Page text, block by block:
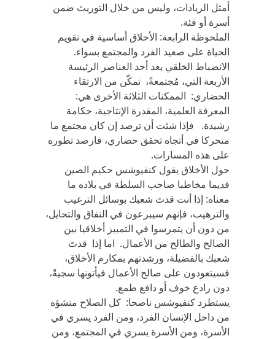
أمثل الريادات، وليس من خلال التوريث ضمن
أسرة أو فئة.
الملحوظة الرابعة: الأخلاق أساسية في تقويم
الحياة على صعيد الفرد والمجتمع بسواء.
الانضباط الخلقي يعد أحد العناصر الرئيسة
الأربعة التي، مُجتمعةً، تمكّن من الارتقاء
الحضاري: الممكنات الثلاثة الأخرى هي:
المعرفة العلمية، المقدرة الإنتاجية، حكامة
رشيدة. فإذا شئت أن ترصد إن كان مجتمع ما
متحركا في أتجاه تحقق حضاري، فارصد تطوره
على هذه المسارات.
حول الأخلاق يقول كنفيوشس حكيم الصين
قديما مخاطبا صاحب السلطة في بلاده ما
معناه: إذا أنت قدتَ شعبك بوسائل الترغيب
والترهيب، فإنهم سيبرعون في النفاق والتحايل،
من دون أن يتمرسوا في التمييز أخلاقيا بين
الصالح والطالح من الأعمال. اما إذا قدتَ
شعبك بالفضيلة، ورشدتهم بمكارم الأخلاق،
فسيتعودون على صالح الأعمال فيأتونها سجيةً،
دون رادع خوف أو دافع طمع.
يستطرد كنفيوشس ناصحا: كل الصلاح منشؤه
من داخل الإنسان الفرد، ومن الفرد يسري في
الأسرة، ومن الأسرة يسري في المجتمع، ومن